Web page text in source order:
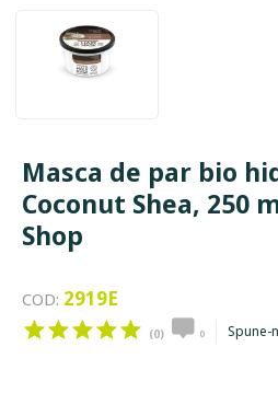
Masca de par bio
Coconut Shea, 250
Shop
COD: 2919E
(0) 0 Spune-